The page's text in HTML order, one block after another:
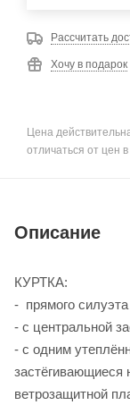
Рассчитать
Хочу в подарок
Цена
отличаться от цен
Описание
КУРТКА:
- прямого силуэта
- с центральной
- с одним
застёгивающиеся
ветрозащитной